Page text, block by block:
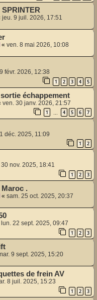
jeu. 9 juil. 2026, 17:51
« ven. 8 mai 2026, 10:08
févr. 2026, 12:38
1 2 3 4 5
échappement
ven. 30 janv. 2026, 21:57
1 4 5 6 7
déc. 2025, 11:09
1 2
nov. 2025, 18:41
1 2 3
.
« sam. 25 oct. 2025, 20:37
lun. 22 sept. 2025, 09:47
1 2 3
9 sept. 2025, 15:20
de frein AV
8 juil. 2025, 15:23
1 2 3